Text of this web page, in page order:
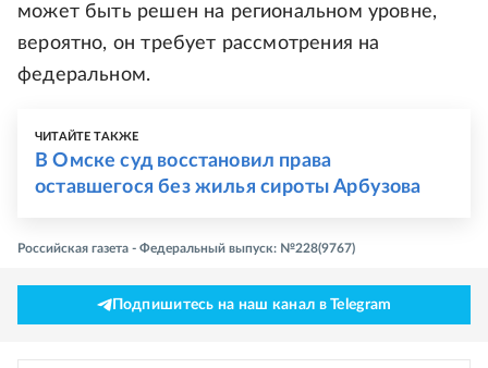
может быть решен на региональном уровне,
вероятно, он требует рассмотрения на
федеральном.
ЧИТАЙТЕ ТАКЖЕ
В Омске суд восстановил права
оставшегося без жилья сироты Арбузова
Российская газета - Федеральный выпуск: №228(9767)
Подпишитесь на наш канал в Telegram